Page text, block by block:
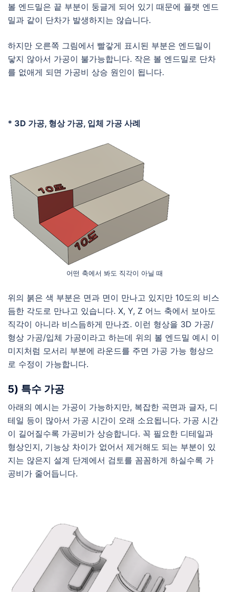
볼 엔드밀은 끝 부분이 둥글게 되어 있기 때문에 플랫 엔드
밀과 같이 단차가 발생하지는 않습니다.
하지만 오른쪽 그림에서 빨갛게 표시된 부분은 엔드밀이
닿지 않아서 가공이 불가능합니다. 작은 볼 엔드밀로 단차
를 없애게 되면 가공비 상승 원인이 됩니다.
* 3D 가공, 형상 가공, 입체 가공 사례
어떤 축에서 봐도 직각이 아닐 때
위의 붉은 색 부분은 면과 면이 만나고 있지만 10도의 비스
듬한 각도로 만나고 있습니다. X, Y, Z 어느 축에서 보아도
직각이 아니라 비스듬하게 만나죠. 이런 형상을 3D 가공/
형상 가공/입체 가공이라고 하는데 위의 볼 엔드밀 예시 이
미지처럼 모서리 부분에 라운드를 주면 가공 가능 형상으
로 수정이 가능합니다.
5) 특수 가공
아래의 예시는 가공이 가능하지만, 복잡한 곡면과 글자, 디
테일 등이 많아서 가공 시간이 오래 소요됩니다. 가공 시간
이 길어질수록 가공비가 상승합니다. 꼭 필요한 디테일과
형상인지, 기능상 차이가 없어서 제거해도 되는 부분이 있
지는 않은지 설계 단계에서 검토를 꼼꼼하게 하실수록 가
공비가 줄어듭니다.